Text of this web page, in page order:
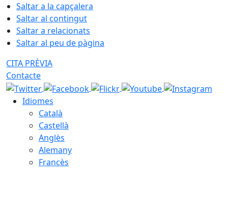
Saltar a la capçalera
Saltar al contingut
Saltar a relacionats
Saltar al peu de pàgina
CITA PRÈVIA
Contacte
Idiomes
Català
Castellà
Anglès
Alemany
Francès